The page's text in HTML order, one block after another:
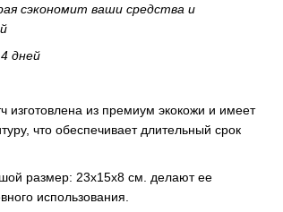
сэкономит ваши средства и
дней
изготовлена ​​из премиум экокожи и имеет
что обеспечивает длительный срок
размер: 23х15х8 см. делают ее
использования.